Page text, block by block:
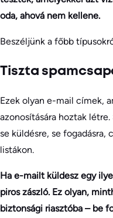
oda, ahová nem kellene.
Beszéljünk a főbb
Tiszta
Ezek olyan e-mail címek,
azonosítására hoztak
se küldésre, se fogadásra,
listákon.
Ha e-mailt küldesz egy
piros zászló. Ez olyan,
biztonsági riasztóba – be